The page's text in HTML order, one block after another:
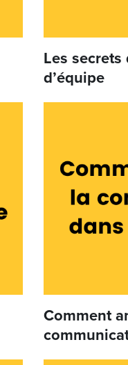
Les
d’équipe
Comment